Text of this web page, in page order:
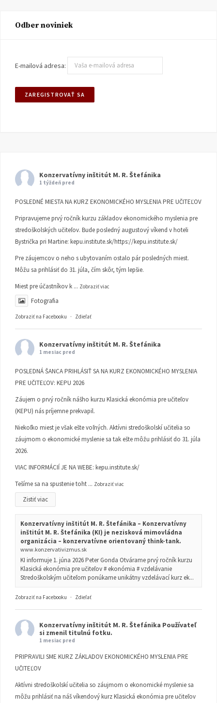
Odber noviniek
E-mailová adresa:
Konzervatívny inštitút M. R. Štefánika
1 týždeň pred
POSLEDNÉ MIESTA NA KURZ EKONOMICKÉHO MYSLENIA PRE UČITEĽOV
Pripravujeme prvý ročník kurzu základov ekonomického myslenia pre
stredoškolských učiteľov. Bude posledný augustový víkend v hoteli
Bystrička pri Martine: kepu.institute.sk/https://kepu.institute.sk/
Pre záujemcov o neho s ubytovaním ostalo pár posledných miest.
Môžu sa prihlásiť do 31. júla, čím skôr, tým lepšie.
Miest pre účastníkov k ... Zobraziť viac
Fotografia
Zobraziť na Facebooku · Zdieľať
Konzervatívny inštitút M. R. Štefánika
1 mesiac pred
POSLEDNÁ ŠANCA PRIHLÁSIŤ SA NA KURZ EKONOMICKÉHO MYSLENIA
PRE UČITEĽOV: KEPU 2026
Záujem o prvý ročník nášho kurzu Klasická ekonómia pre učiteľov
(KEPU) nás príjemne prekvapil.
Niekoľko miest je však ešte voľných. Aktívni stredoškolskí učitelia so
záujmom o ekonomické myslenie sa tak ešte môžu prihlásiť do 31. júla
2026.
VIAC INFORMÁCIÍ JE NA WEBE: kepu.institute.sk/
Tešíme sa na spustenie toht ... Zobraziť viac
Zistiť viac
Konzervatívny inštitút M. R. Štefánika – Konzervatívny
inštitút M. R. Štefánika (KI) je nezisková mimovládna
organizácia – konzervatívne orientovaný think-tank.
www.konzervativizmus.sk
KI informuje 1. júna 2026 Peter Gonda Otvárame prvý ročník kurzu
Klasická ekonómia pre učiteľov # ekonómia # vzdelávanie
Stredoškolským učiteľom ponúkame unikátny vzdelávací kurz ek...
Zobraziť na Facebooku · Zdieľať
Konzervatívny inštitút M. R. Štefánika Používateľ
si zmenil titulnú fotku.
1 mesiac pred
PRIPRAVILI SME KURZ ZÁKLADOV EKONOMICKÉHO MYSLENIA PRE
UČITEĽOV
Aktívni stredoškolskí učitelia so záujmom o ekonomické myslenie sa
môžu prihlásiť na náš víkendový kurz Klasická ekonómia pre učiteľov